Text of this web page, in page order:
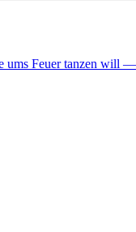
ums Feuer tanzen will —